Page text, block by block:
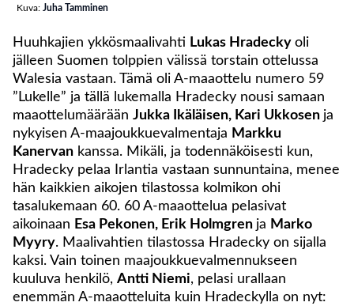
Kuva: Juha Tamminen
Huuhkajien ykkösmaalivahti Lukas Hradecky oli
jälleen Suomen tolppien välissä torstain ottelussa
Walesia vastaan. Tämä oli A-maaottelu numero 59
”Lukelle” ja tällä lukemalla Hradecky nousi samaan
maaottelumäärään Jukka Ikäläisen, Kari Ukkosen ja
nykyisen A-maajoukkuevalmentaja Markku
Kanervan kanssa. Mikäli, ja todennäköisesti kun,
Hradecky pelaa Irlantia vastaan sunnuntaina, menee
hän kaikkien aikojen tilastossa kolmikon ohi
tasalukemaan 60. 60 A-maaottelua pelasivat
aikoinaan Esa Pekonen, Erik Holmgren ja Marko
Myyry. Maalivahtien tilastossa Hradecky on sijalla
kaksi. Vain toinen maajoukkuevalmennukseen
kuuluva henkilö, Antti Niemi, pelasi urallaan
enemmän A-maaotteluita kuin Hradeckylla on nyt: